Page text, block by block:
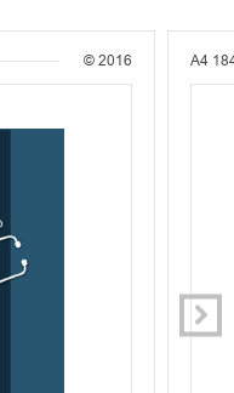
© 2016 A4